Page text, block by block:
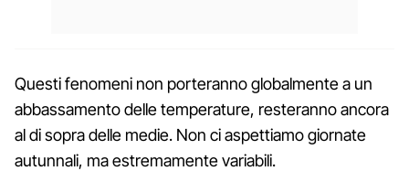
Questi fenomeni non porteranno globalmente a un
abbassamento delle temperature, resteranno ancora
al di sopra delle medie. Non ci aspettiamo giornate
autunnali, ma estremamente variabili.